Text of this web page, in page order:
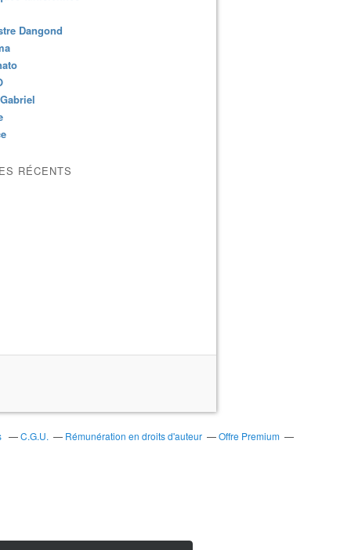
Dangond
RÉCENTS
C.G.U. Rémunération en droits d'auteur Offre Premium